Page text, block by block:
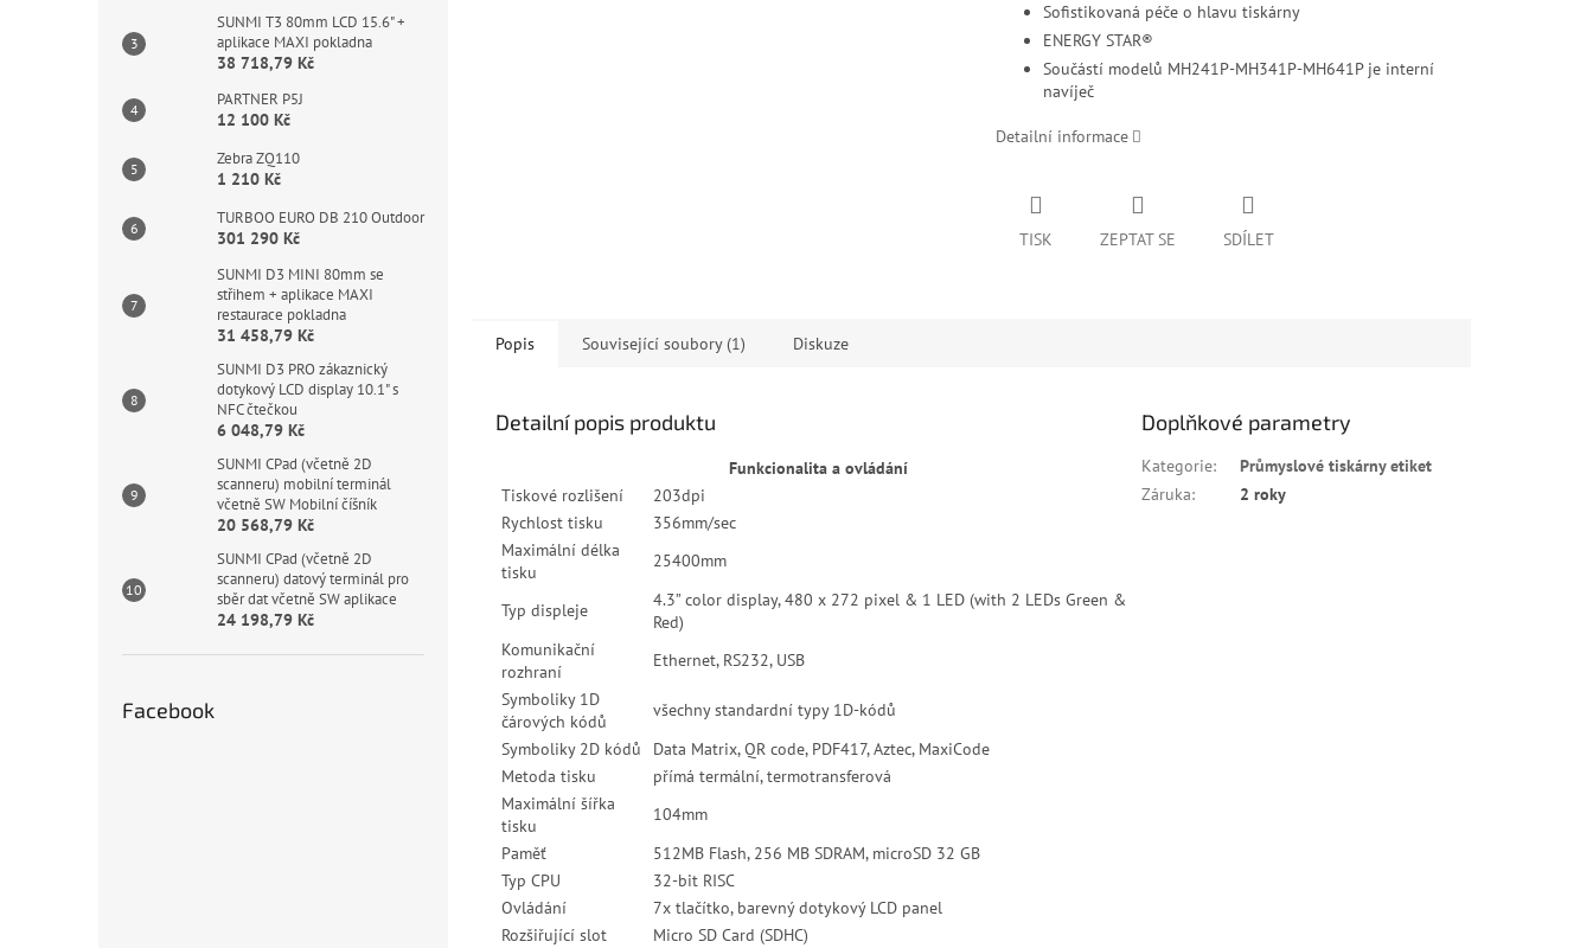
SUNMI T3 80mm LCD 15.6" +
aplikace MAXI pokladna
38 718,79 Kč
PARTNER P5J
12 100 Kč
Zebra ZQ110
1 210 Kč
TURBOO EURO DB 210 Outdoor
301 290 Kč
SUNMI D3 MINI 80mm se
střihem + aplikace MAXI
restaurace pokladna
31 458,79 Kč
SUNMI D3 PRO zákaznický
dotykový LCD display 10.1" s
NFC čtečkou
6 048,79 Kč
SUNMI CPad (včetně 2D
scanneru) mobilní terminál
včetně SW Mobilní číšník
20 568,79 Kč
SUNMI CPad (včetně 2D
scanneru) datový terminál pro
sběr dat včetně SW aplikace
24 198,79 Kč
Facebook
Sofistikovaná péče o hlavu tiskárny
ENERGY STAR®
Součástí modelů MH241P-MH341P-MH641P je interní
navíječ
Detailní informace
TISK ZEPTAT SE SDÍLET
Popis Související soubory (1) Diskuze
Detailní popis produktu
Funkcionalita a ovládání
Tiskové rozlišení
203dpi
Rychlost tisku
356mm/sec
Maximální délka
tisku
25400mm
Typ displeje
4.3” color display, 480 x 272 pixel & 1 LED (with 2 LEDs Green &
Red)
Komunikační
rozhraní
Ethernet, RS232, USB
Symboliky 1D
čárových kódů
všechny standardní typy 1D-kódů
Symboliky 2D kódů
Data Matrix, QR code, PDF417, Aztec, MaxiCode
Metoda tisku
přímá termální, termotransferová
Maximální šířka
tisku
104mm
Paměť
512MB Flash, 256 MB SDRAM, microSD 32 GB
Typ CPU
32-bit RISC
Ovládání
7x tlačítko, barevný dotykový LCD panel
Rozšiřující slot
Micro SD Card (SDHC)
Doplňkové parametry
Kategorie:
Průmyslové tiskárny etiket
Záruka: 2 roky